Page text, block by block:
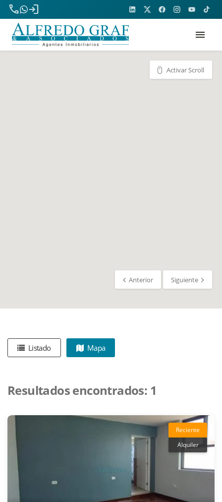
phone
login
menu
Activar Scroll
Anterior Siguiente
Listado Mapa
Resultados encontrados: 1
Reciente
Alquiler